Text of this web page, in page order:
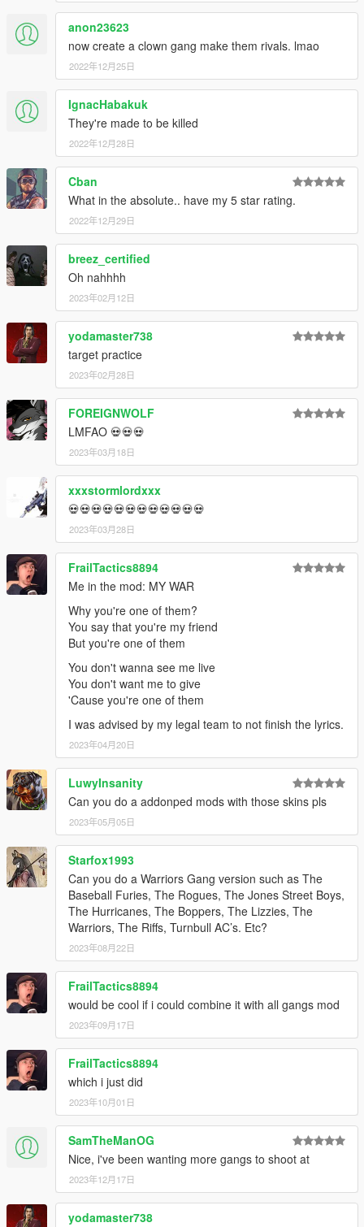
anon23623
now create a clown gang make them rivals. lmao
2022年12月25日
IgnacHabakuk
They're made to be killed
2022年12月28日
Cban
What in the absolute.. have my 5 star rating.
2022年12月29日
breez_certified
Oh nahhhh
2023年02月12日
yodamaster738
target practice
2023年02月28日
FOREIGNWOLF
LMFAO 💀💀💀
2023年03月18日
xxxstormlordxxx
💀💀💀💀💀💀💀💀💀💀💀💀
2023年03月28日
FrailTactics8894
Me in the mod: MY WAR
Why you're one of them?
You say that you're my friend
But you're one of them
You don't wanna see me live
You don't want me to give
'Cause you're one of them
I was advised by my legal team to not finish the lyrics.
2023年04月20日
LuwyInsanity
Can you do a addonped mods with those skins pls
2023年05月05日
Starfox1993
Can you do a Warriors Gang version such as The
Baseball Furies, The Rogues, The Jones Street Boys,
The Hurricanes, The Boppers, The Lizzies, The
Warriors, The Riffs, Turnbull AC’s. Etc?
2023年08月22日
FrailTactics8894
would be cool if i could combine it with all gangs mod
2023年09月17日
FrailTactics8894
which i just did
2023年10月01日
SamTheManOG
Nice, i've been wanting more gangs to shoot at
2023年12月17日
yodamaster738